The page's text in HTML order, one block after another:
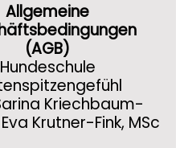
Allgemeine
(AGB)
Hundeschule
Kriechbaum-
Krutner-Fink, MSc